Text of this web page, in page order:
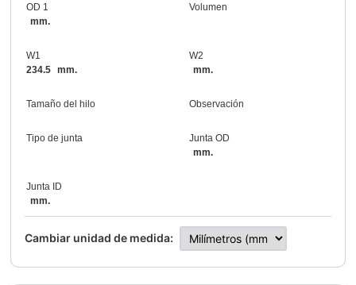
OD 1
mm.
Volumen
W1
234.5 mm.
W2
mm.
Tamaño del hilo Observación
Tipo de junta
Junta OD
mm.
Junta ID
mm.
Cambiar unidad de medida: